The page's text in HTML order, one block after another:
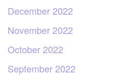
December 2022
November 2022
October 2022
September 2022